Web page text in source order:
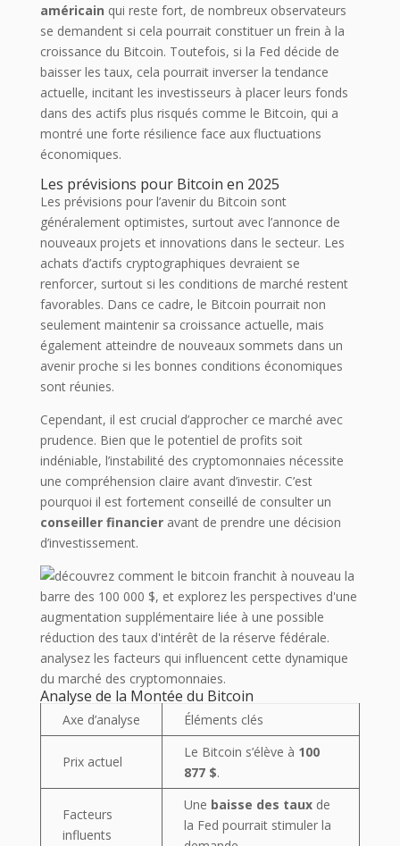
américain qui reste fort, de nombreux observateurs
se demandent si cela pourrait constituer un frein à la
croissance du Bitcoin. Toutefois, si la Fed décide de
baisser les taux, cela pourrait inverser la tendance
actuelle, incitant les investisseurs à placer leurs fonds
dans des actifs plus risqués comme le Bitcoin, qui a
montré une forte résilience face aux fluctuations
économiques.
Les prévisions pour Bitcoin en 2025
Les prévisions pour l’avenir du Bitcoin sont
généralement optimistes, surtout avec l’annonce de
nouveaux projets et innovations dans le secteur. Les
achats d’actifs cryptographiques devraient se
renforcer, surtout si les conditions de marché restent
favorables. Dans ce cadre, le Bitcoin pourrait non
seulement maintenir sa croissance actuelle, mais
également atteindre de nouveaux sommets dans un
avenir proche si les bonnes conditions économiques
sont réunies.
Cependant, il est crucial d’approcher ce marché avec
prudence. Bien que le potentiel de profits soit
indéniable, l’instabilité des cryptomonnaies nécessite
une compréhension claire avant d’investir. C’est
pourquoi il est fortement conseillé de consulter un
conseiller financieravant de prendre une décision
d’investissement.
Analyse de la Montée du Bitcoin
Axe d’analyse Éléments clés
Prix actuel
Le Bitcoin s’élève à 100
877 $.
Facteurs
influents
Une baisse des tauxde
la Fed pourrait stimuler la